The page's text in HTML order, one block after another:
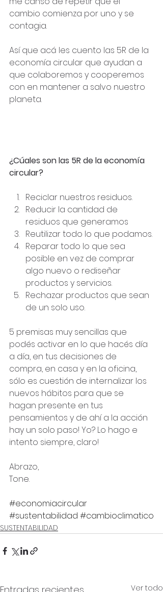
cambio comienza por uno y se
contagia.
Así que acá les cuento las 5R de la
economía circular que ayudan a
que colaboremos y cooperemos
con en mantener a salvo nuestro
planeta.
¿Cúales son las 5R de la economía
circular?
Reciclar nuestros residuos.
Reducir la cantidad de
residuos que generamos
Reutilizar todo lo que podamos.
Reparar todo lo que sea
posible en vez de comprar
algo nuevo o rediseñar
productos y servicios.
Rechazar productos que sean
de un solo uso.
5 premisas muy sencillas que
podés activar en lo que hacés día
a día, en tus decisiones de
compra, en casa y en la oficina,
sólo es cuestión de internalizar los
nuevos hábitos para que se
hagan presente en tus
pensamientos y de ahí a la acción
hay un solo paso! Yo? Lo hago e
intento siempre, claro!
Abrazo,
Tone.
#economiacircular
#sustentabilidad #cambioclimatico
SUSTENTABILIDAD
Ver todo